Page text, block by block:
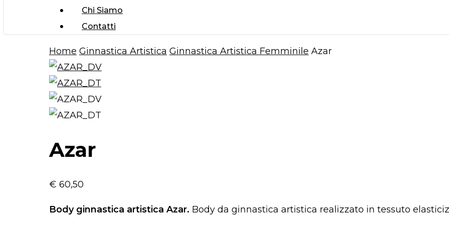
Chi Siamo
Contatti
Home Ginnastica Artistica Ginnastica Artistica Femminile Azar
Azar
€ 60,50
Body ginnastica artistica Azar. Body da ginnastica artistica realizzato in tessuto